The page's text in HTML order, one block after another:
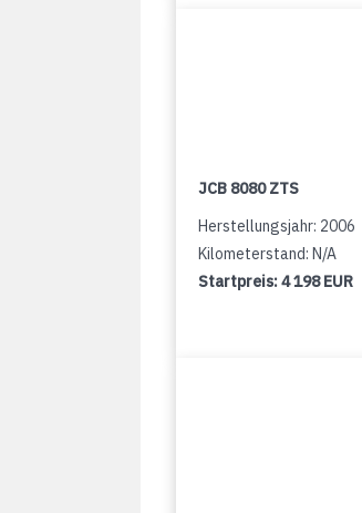
JCB 8080 ZTS
Herstellungsjahr: 2006
Kilometerstand: N/A
Startpreis:4 198 EUR